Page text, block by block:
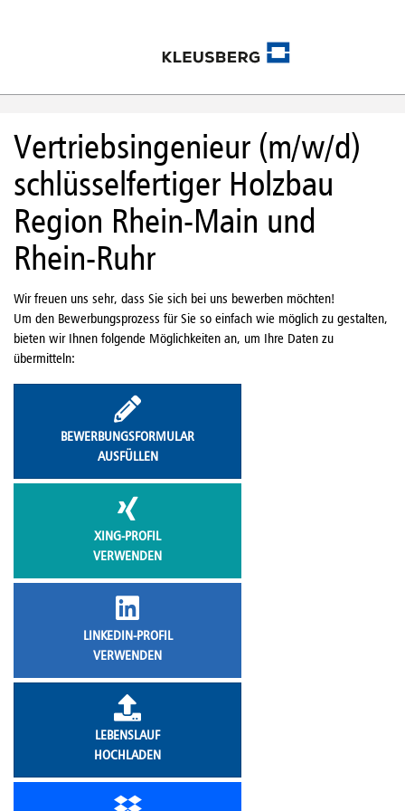
Vertriebsingenieur (m/w/d)
schlüsselfertiger Holzbau
Region Rhein-Main und
Rhein-Ruhr
Wir freuen uns sehr, dass Sie sich bei uns bewerben möchten!
Um den Bewerbungsprozess für Sie so einfach wie möglich zu gestalten,
bieten wir Ihnen folgende Möglichkeiten an, um Ihre Daten zu
übermitteln:
BEWERBUNGSFORMULAR
AUSFÜLLEN
XING-PROFIL
VERWENDEN
LINKEDIN-PROFIL
VERWENDEN
LEBENSLAUF
HOCHLADEN